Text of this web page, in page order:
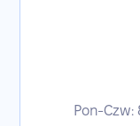
Pon-Czw: